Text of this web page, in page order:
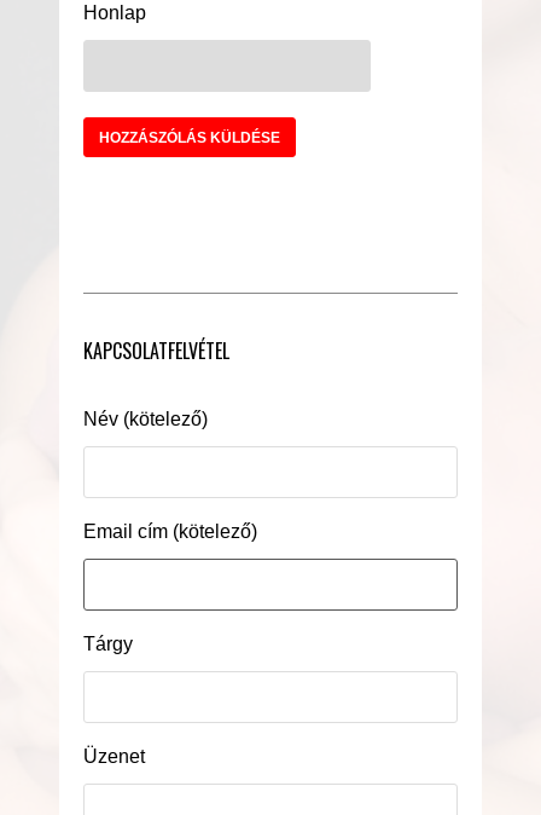
Honlap
KAPCSOLATFELVÉTEL
Név (kötelező)
Email cím (kötelező)
Tárgy
Üzenet